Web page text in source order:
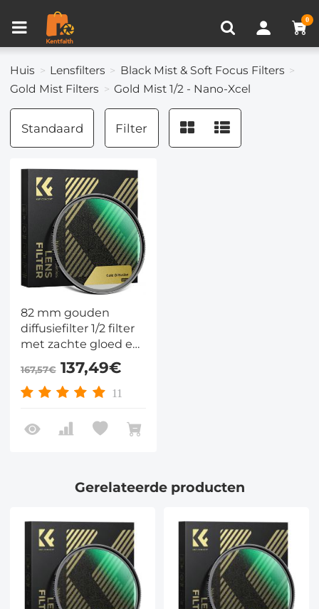
0
Huis Lensfilters
Black Mist & Soft Focus Filters
Gold Mist Filters
Gold Mist 1/2 - Nano-Xcel
Standaard Filter
82 mm gouden
diffusiefilter 1/2 filter
met zachte gloed en
warme highlights,
vintage cinematische
uitstraling,
Nano-Xcel-serie
167,57€137,49€
11
Gerelateerde producten